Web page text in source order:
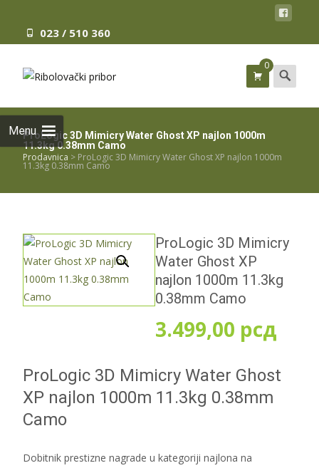
023 / 510 360
Menu
0 Search
for:
ProLogic 3D Mimicry Water Ghost XP najlon 1000m
11.3kg 0.38mm Camo
Prodavnica > ProLogic 3D Mimicry Water Ghost XP najlon 1000m
11.3kg 0.38mm Camo
ProLogic 3D Mimicry
Water Ghost XP
najlon 1000m 11.3kg
0.38mm Camo
3.499,00 рсд
ProLogic 3D Mimicry Water Ghost
XP najlon 1000m 11.3kg 0.38mm
Camo
Dobitnik prestizne nagrade u kategoriji najlona na